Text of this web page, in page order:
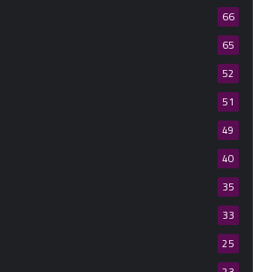
66
65
52
51
49
40
35
33
25